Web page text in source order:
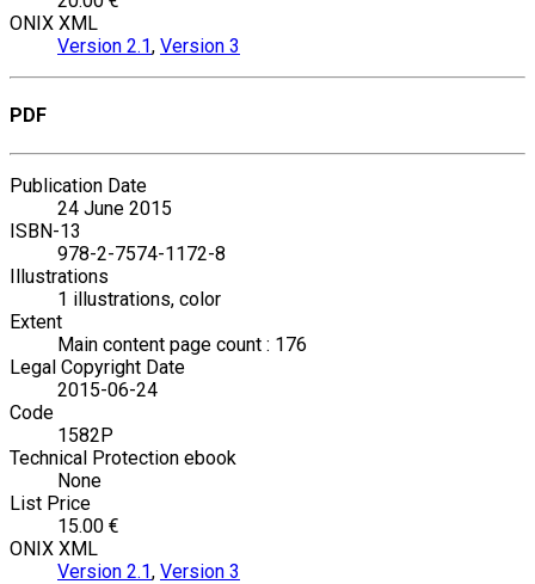
ONIX XML
Version 2.1, Version 3
PDF
Publication Date
24 June 2015
ISBN-13
978-2-7574-1172-8
Illustrations
1 illustrations, color
Extent
Main content page count : 176
Legal Copyright Date
2015-06-24
Code
1582P
Technical Protection ebook
None
List Price
15.00 €
ONIX XML
Version 2.1, Version 3